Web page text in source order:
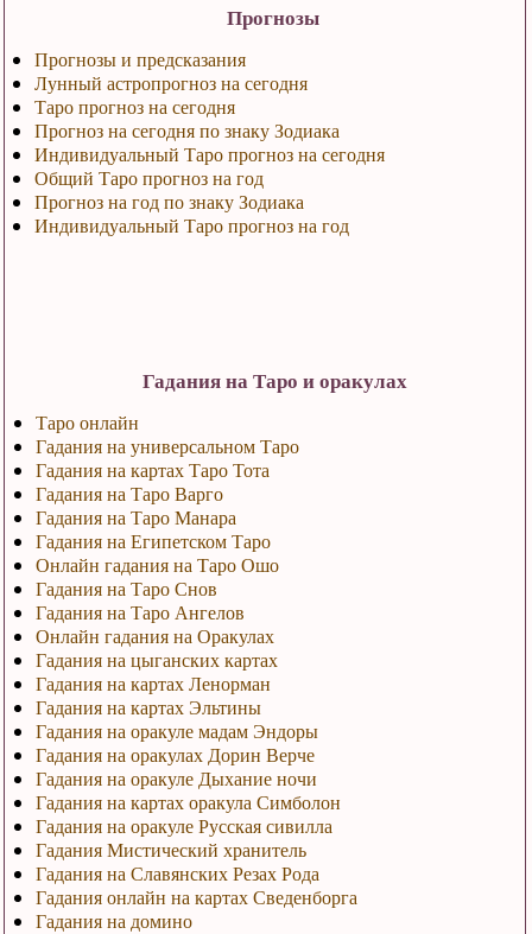
Прогнозы
Прогнозы и предсказания
Лунный астропрогноз на сегодня
Таро прогноз на сегодня
Прогноз на сегодня по знаку Зодиака
Индивидуальный Таро прогноз на сегодня
Общий Таро прогноз на год
Прогноз на год по знаку Зодиака
Индивидуальный Таро прогноз на год
Гадания на Таро и оракулах
Таро онлайн
Гадания на универсальном Таро
Гадания на картах Таро Тота
Гадания на Таро Варго
Гадания на Таро Манара
Гадания на Египетском Таро
Онлайн гадания на Таро Ошо
Гадания на Таро Снов
Гадания на Таро Ангелов
Онлайн гадания на Оракулах
Гадания на цыганских картах
Гадания на картах Ленорман
Гадания на картах Эльтины
Гадания на оракуле мадам Эндоры
Гадания на оракулах Дорин Верче
Гадания на оракуле Дыхание ночи
Гадания на картах оракула Симболон
Гадания на оракуле Русская сивилла
Гадания Мистический хранитель
Гадания на Славянских Резах Рода
Гадания онлайн на картах Сведенборга
Гадания на домино